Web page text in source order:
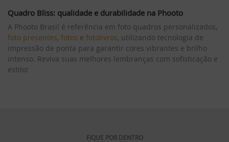
Quadro Bliss: qualidade e durabilidade na Phooto
A Phooto Brasil é referência em foto quadros personalizados,
foto presentes, fotos e fotolivros, utilizando tecnologia de
impressão de ponta para garantir cores vibrantes e brilho
intenso. Reviva suas melhores lembranças com sofisticação e
estilo!
FIQUE POR DENTRO